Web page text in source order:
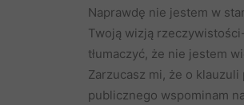
Naprawdę nie jestem w
Twoją wizją
tłumaczyć, że nie jestem
Zarzucasz mi, że o klauzuli
publicznego wspominam